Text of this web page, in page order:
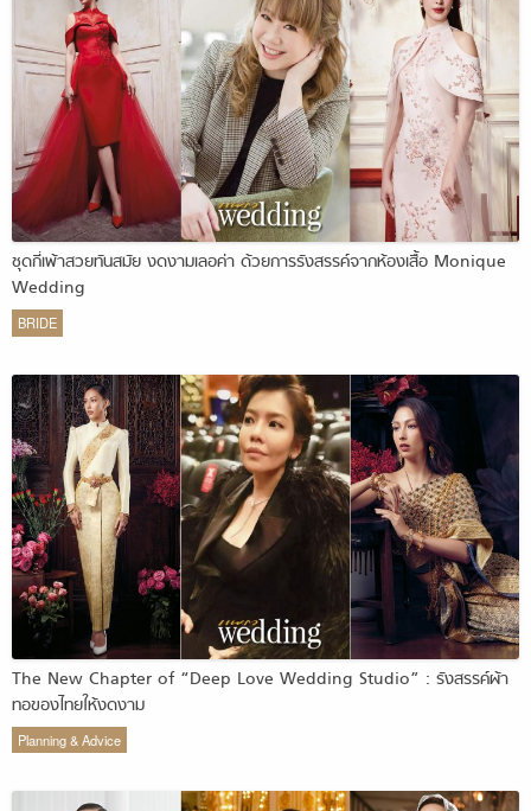
ชุดกี่เพ้าสวยทันสมัย งดงามเลอค่า ด้วยการรังสรรค์จากห้องเสื้อ Monique
Wedding
BRIDE
The New Chapter of “Deep Love Wedding Studio” : รังสรรค์ผ้า
ทอของไทยให้งดงาม
Planning & Advice